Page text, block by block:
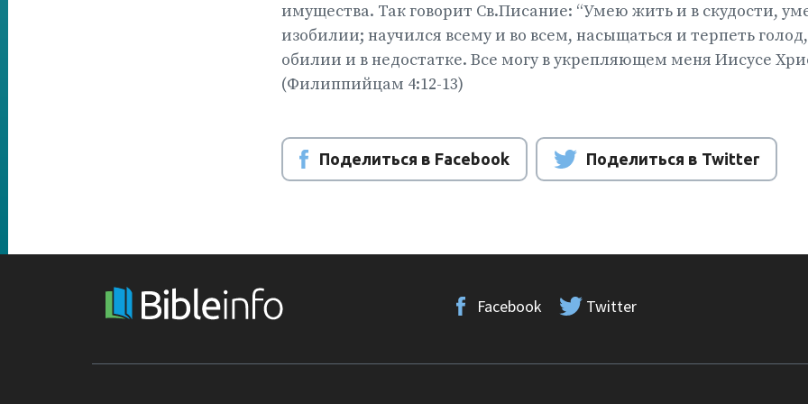
имущества. Так говорит Св.Писание: “Умею жить и в скудости,
изобилии; научился всему и во всем, насыщаться и терпеть
обилии и в недостатке. Все могу в укрепляющем меня Иисусе
(Филиппийцам 4:12-13)
Поделиться в Facebook Поделиться в Twitter
Facebook Twitter